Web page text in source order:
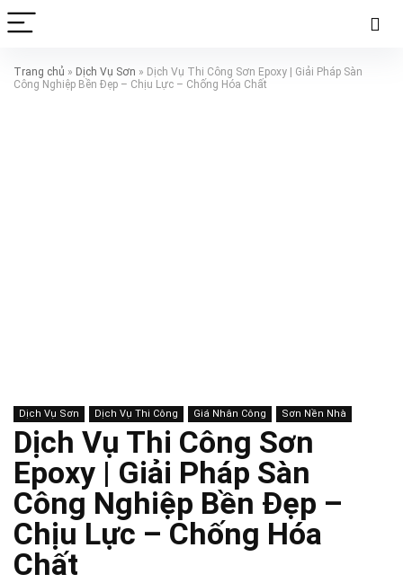
Trang chủ » Dịch Vụ Sơn » Dịch Vụ Thi Công Sơn Epoxy | Giải Pháp Sàn
Công Nghiệp Bền Đẹp – Chịu Lực – Chống Hóa Chất
Dịch Vụ Sơn Dịch Vụ Thi Công Giá Nhân Công Sơn Nền Nhà
Dịch Vụ Thi Công Sơn
Epoxy | Giải Pháp Sàn
Công Nghiệp Bền Đẹp –
Chịu Lực – Chống Hóa
Chất